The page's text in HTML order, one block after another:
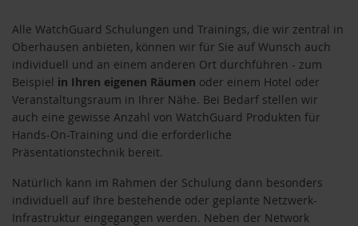
zu WSUS
Alle WatchGuard Schulungen und Trainings, die wir zentral in
Oberhausen anbieten, können wir für Sie auf Wunsch auch
individuell und an einem anderen Ort durchführen - zum
Beispiel in Ihren eigenen Räumen oder einem Hotel oder
Veranstaltungsraum in Ihrer Nähe. Bei Bedarf stellen wir
auch eine gewisse Anzahl von WatchGuard Produkten für
Hands-On-Training und die erforderliche
Präsentationstechnik bereit.
Natürlich kann im Rahmen der Schulung dann besonders
individuell auf Ihre bestehende oder geplante Netzwerk-
Infrastruktur eingegangen werden. Neben der Network